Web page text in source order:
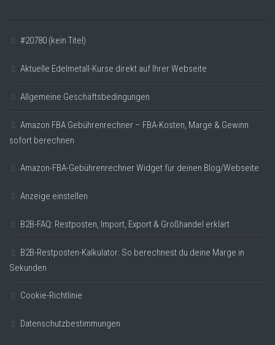
#20780 (kein Titel)
Aktuelle Edelmetall-Kurse direkt auf Ihrer Webseite
Allgemeine Geschäftsbedingungen
Amazon FBA Gebührenrechner – FBA-Kosten, Marge & Gewinn
sofort berechnen
Amazon-FBA-Gebührenrechner Widget für deinen Blog/Webseite
Anzeige einstellen
B2B-FAQ: Restposten, Import, Export & Großhandel erklärt
B2B-Restposten-Kalkulator: So berechnest du deine Marge in
Sekunden
Cookie-Richtlinie
Datenschutzbestimmungen